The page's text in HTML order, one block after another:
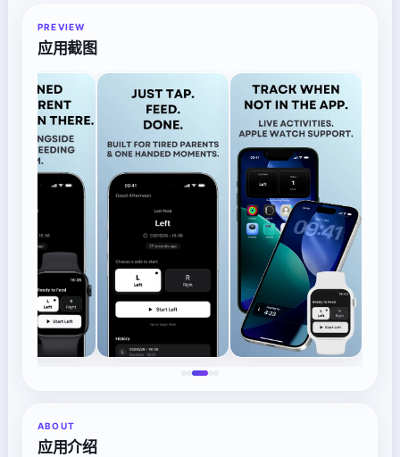
PREVIEW
应用截图
ABOUT
应用介绍